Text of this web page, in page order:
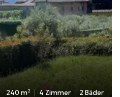
240 m² 4 Zimmer 2 Bäder